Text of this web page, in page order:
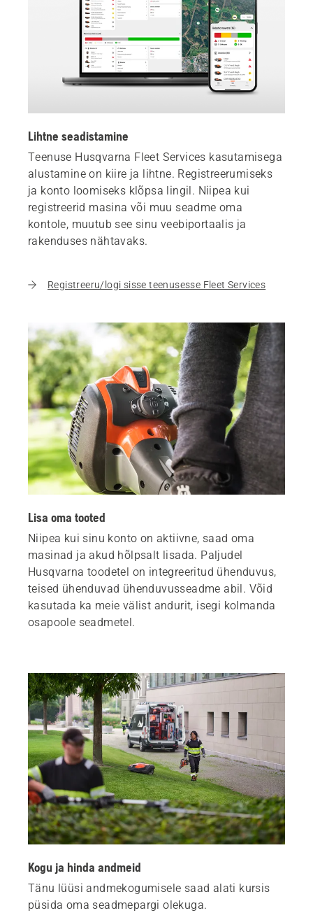
Lihtne seadistamine
Teenuse Husqvarna Fleet Services kasutamisega
alustamine on kiire ja lihtne. Registreerumiseks
ja konto loomiseks klõpsa lingil. Niipea kui
registreerid masina või muu seadme oma
kontole, muutub see sinu veebiportaalis ja
rakenduses nähtavaks.
Registreeru/logi sisse teenusesse Fleet Services
Lisa oma tooted
Niipea kui sinu konto on aktiivne, saad oma
masinad ja akud hõlpsalt lisada. Paljudel
Husqvarna toodetel on integreeritud ühenduvus,
teised ühenduvad ühenduvusseadme abil. Võid
kasutada ka meie välist andurit, isegi kolmanda
osapoole seadmetel.
Kogu ja hinda andmeid
Tänu lüüsi andmekogumisele saad alati kursis
püsida oma seadmepargi olekuga.